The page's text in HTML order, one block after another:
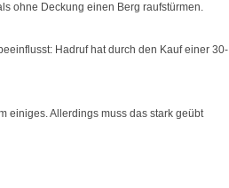
ohne Deckung einen Berg raufstürmen.
Hadruf hat durch den Kauf einer 30-
einiges. Allerdings muss das stark geübt